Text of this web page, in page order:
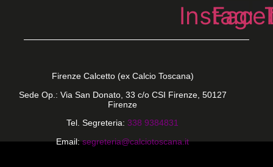
Firenze Calcetto (ex Calcio Toscana)
Sede Op.: Via San Donato, 33 c/o CSI Firenze, 50127
Firenze
Tel. Segreteria: 338 9384831
Email: segreteria@calciotoscana.it